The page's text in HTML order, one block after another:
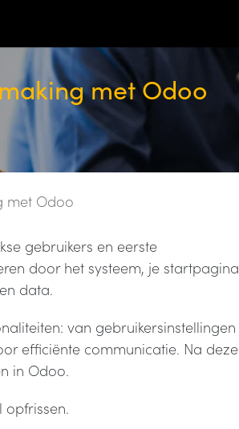
met Odoo
met Odoo
gebruikers en eerste
door het systeem, je startpagina
data.
van gebruikersinstellingen
efficiënte communicatie. Na deze
in Odoo.